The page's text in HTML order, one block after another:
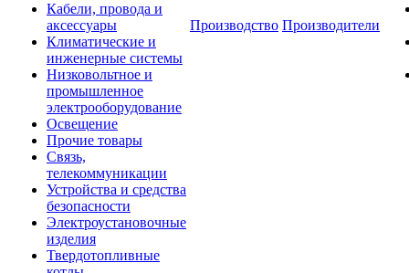
Кабели, провода и
аксессуары
Климатические и
инженерные системы
Низковольтное и
промышленное
электрооборудование
Освещение
Прочие товары
Связь,
телекоммуникации
Устройства и средства
безопасности
Электроустановочные
изделия
Твердотопливные
Производство Производители